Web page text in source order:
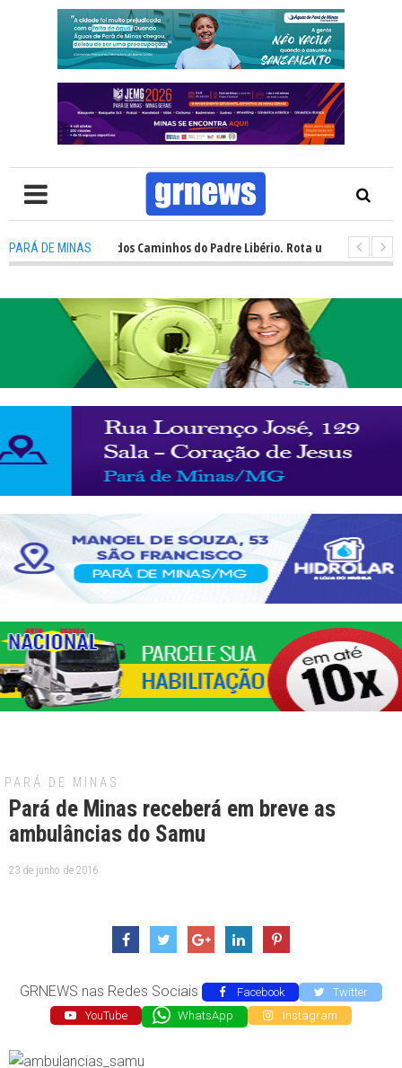
PARÁ DE MINAS
dos 160 km dos Caminhos do Padre Libério. Rota une fé, esporte e
PARÁ DE MINAS
Pará de Minas receberá em breve as
ambulâncias do Samu
23 de junho de 2016
GRNEWS nas Redes Sociais Facebook
Twitter
YouTube
WhatsApp Instagram